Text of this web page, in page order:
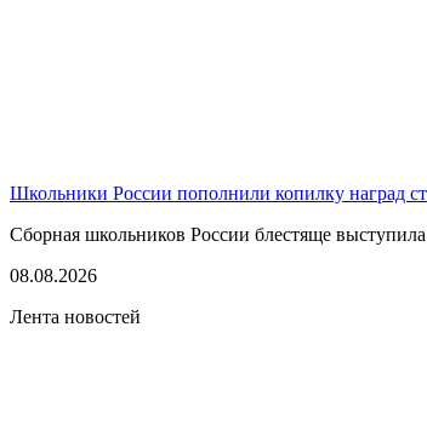
Школьники России пополнили копилку наград
Сборная школьников России блестяще
08.08.2026
Лента новостей